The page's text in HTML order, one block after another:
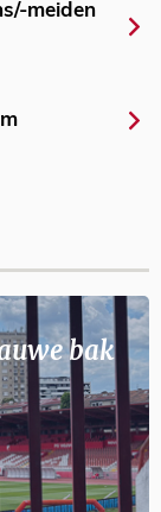
meiden
bak